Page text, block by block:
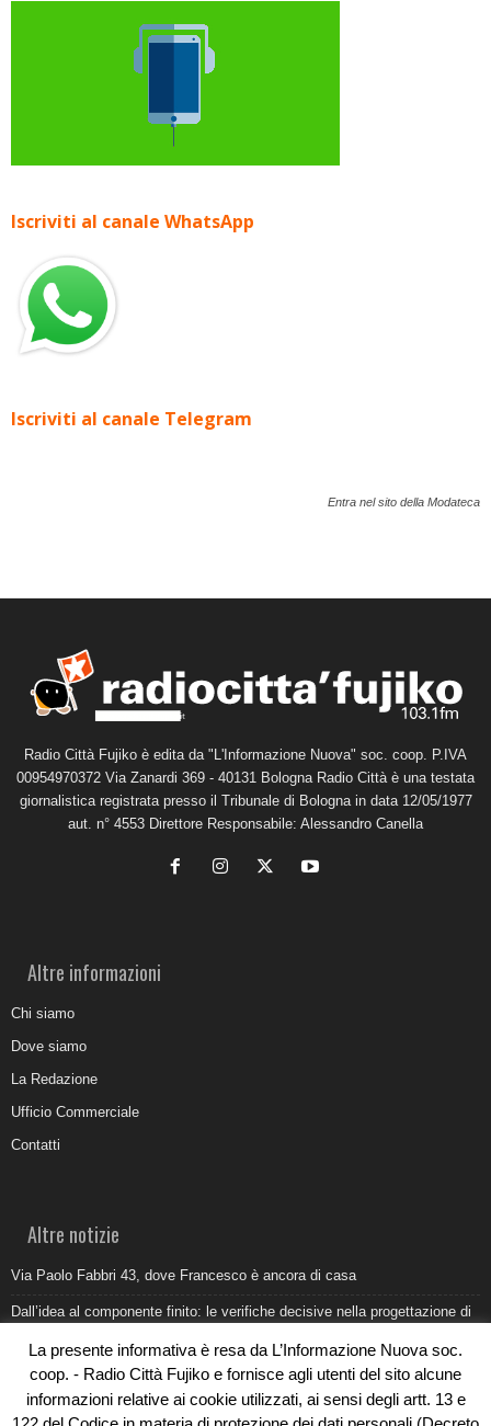
Iscriviti al canale WhatsApp
Iscriviti al canale Telegram
Entra nel sito della Modateca
Radio Città Fujiko è edita da "L'Informazione Nuova" soc. coop. P.IVA
00954970372 Via Zanardi 369 - 40131 Bologna Radio Città è una testata
giornalistica registrata presso il Tribunale di Bologna in data 12/05/1977
aut. n° 4553 Direttore Responsabile: Alessandro Canella
Altre informazioni
Chi siamo
Dove siamo
La Redazione
Ufficio Commerciale
Contatti
Altre notizie
Via Paolo Fabbri 43, dove Francesco è ancora di casa
Dall’idea al componente finito: le verifiche decisive nella progettazione di
Belvedere Marittimo e il report ARPACAL 2026 sulla qualità del mare
Come organizzare e allestire una camera ardente per l’ultimo saluto
La presente informativa è resa da L’Informazione Nuova soc.
coop. - Radio Città Fujiko e fornisce agli utenti del sito alcune
informazioni relative ai cookie utilizzati, ai sensi degli artt. 13 e